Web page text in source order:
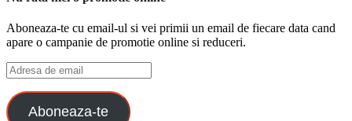
Aboneaza-te cu email-ul si vei primii un email de fiecare data cand
apare o campanie de promotie online si reduceri.
Adresa
de
email
Aboneaza-te